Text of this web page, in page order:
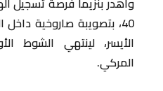
40، بتصويبة صاروخية
الأيسر، لينتهي الشوط
المركي.